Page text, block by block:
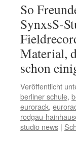
So
SynxsS-
Material,
schon
Veröffentlicht
berliner schule,
eurorack,
rodgau-
studio news |